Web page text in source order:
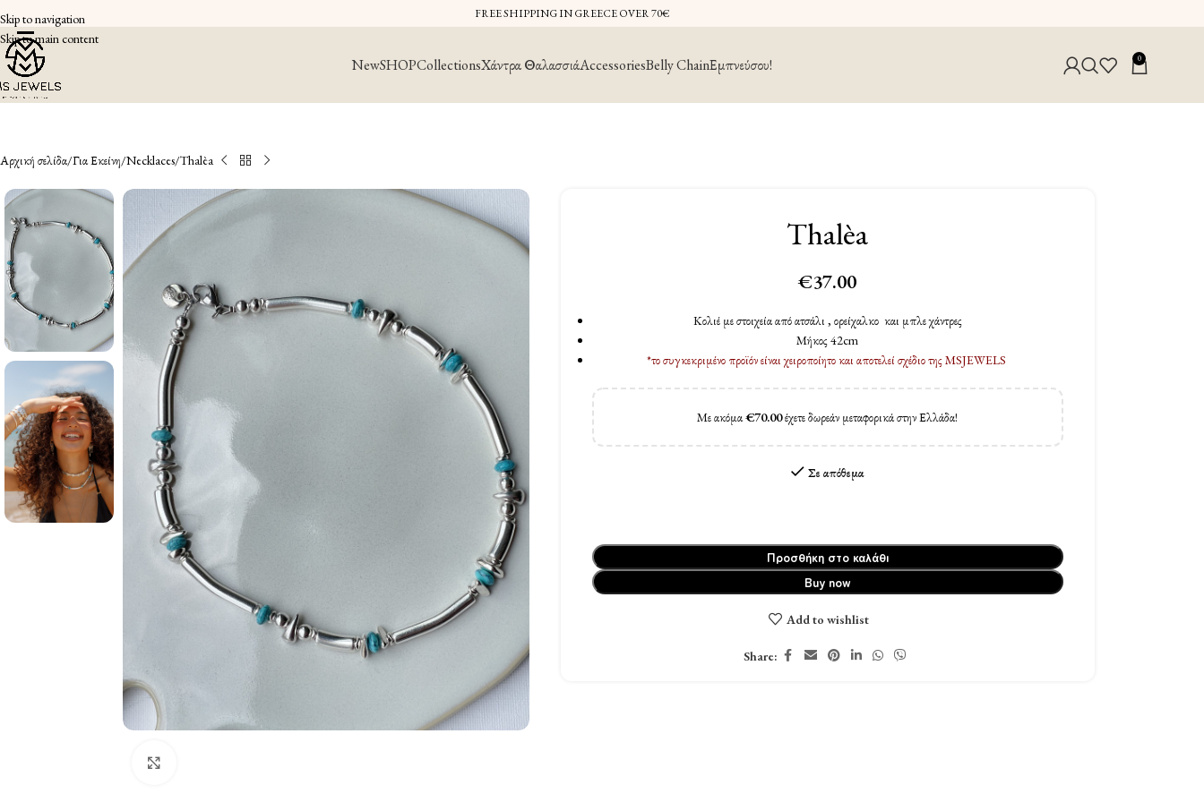
Skip to navigation
Skip to main content
FREE SHIPPING IN GREECE OVER 70€
NewSHOPCollectionsΧάντρα ΘαλασσιάAccessoriesBelly ChainΕμπνεύσου! 0
Αρχική σελίδα Για Εκείνη Necklaces Thalèa
Thalèa
€37.00
Κολιέ με στοιχεία από ατσάλι , ορείχαλκο και μπλε χάντρες
Μήκος 42cm
*το συγκεκριμένο προϊόν είναι χειροποίητο και αποτελεί σχέδιο της MSJEWELS
Με ακόμα€70.00έχετε δωρεάν μεταφορικά στην Ελλάδα!
Σε απόθεμα
Προσθήκη στο καλάθι
Buy now
Add to wishlist
Share: